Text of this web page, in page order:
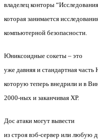
владелец конторы
которая занимается
компьютерной безопасности.
Юниксоидные сокеты – это
уже давняя и стандартная часть
которую теперь внедрили и в
2000-ных и заканчивая ХР.
Дос атаки могут вывести
из строя вэб-сервер или любую